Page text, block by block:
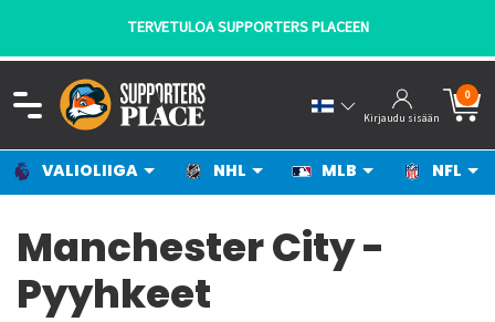
TERVETULOA SUPPORTERS PLACEEN
Kirjaudu sisään
0
VALIOLIIGA NHL MLB NFL
Manchester City -
Pyyhkeet